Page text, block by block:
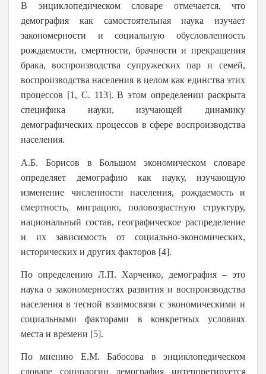
В энциклопедическом словаре отмечается, что
демография как самостоятельная наука изучает
закономерности и социальную обусловленность
рождаемости, смертности, брачности и прекращения
брака,
воспроизводства супружеских пар и семей,
воспроизводства населения в целом как единства этих
процессов [1, С. 113]. В этом определении раскрыта
специфика науки, изучающей динамику
демографических процессов в сфере воспроизводства
населения.
А.Б. Борисов в Большом экономическом словаре
определяет демографию как науку, изучающую
изменение численности населения, рождаемость и
смертность, миграцию, половозрастную структуру,
национальный состав, географическое распределение
и их зависимость от социально-экономических,
исторических и других факторов [4].
По определению Л.П. Харченко, демография – это
наука о закономерностях развития и воспроизводства
населения в тесной взаимосвязи с экономическими и
социальными факторами в конкретных условиях
места и времени [5].
По мнению Е.М. Бабосова в энциклопедическом
словаре социологии демография интерпретируется